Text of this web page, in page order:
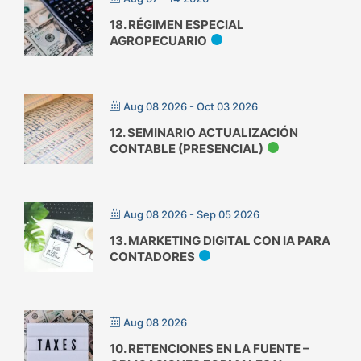
18. RÉGIMEN ESPECIAL
AGROPECUARIO
Aug 08 2026 - Oct 03 2026
12. SEMINARIO ACTUALIZACIÓN
CONTABLE (PRESENCIAL)
Aug 08 2026 - Sep 05 2026
13. MARKETING DIGITAL CON IA PARA
CONTADORES
Aug 08 2026
10. RETENCIONES EN LA FUENTE –